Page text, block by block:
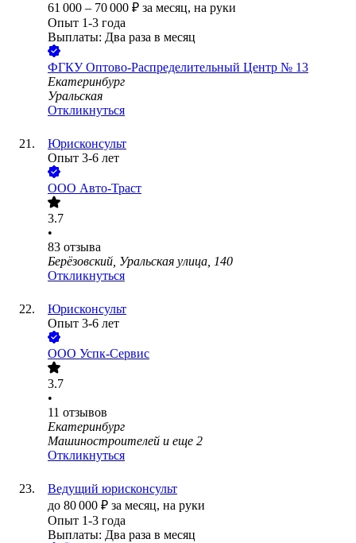
61 000 – 70 000 ₽ за месяц, на руки
Опыт 1-3 года
Выплаты: Два раза в месяц
ФГКУ Оптово-Распределительный Центр № 13
Екатеринбург
Уральская
Откликнуться
Юрисконсульт
Опыт 3-6 лет
ООО Авто-Траст
3.7
•
83 отзыва
Берёзовский, Уральская улица, 140
Откликнуться
Юрисконсульт
Опыт 3-6 лет
ООО Успк-Сервис
3.7
•
11 отзывов
Екатеринбург
Машиностроителей и еще 2
Откликнуться
Ведущий юрисконсульт
до 80 000 ₽ за месяц, на руки
Опыт 1-3 года
Выплаты: Два раза в месяц